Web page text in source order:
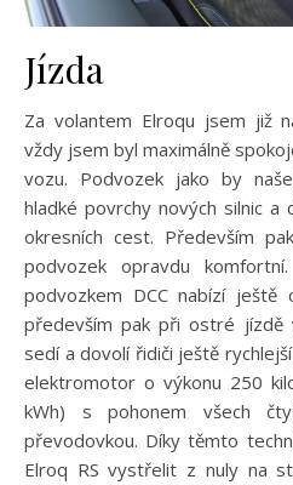
Jízda
Za volantem Elroqu jsem již
vždy jsem byl maximálně
vozu. Podvozek jako by
hladké povrchy nových silnic a
okresních cest. Především
podvozek opravdu
podvozkem DCC nabízí ještě
především pak při ostré jízdě
sedí a dovolí řidiči ještě
elektromotor o výkonu 250
kWh) s pohonem všech
převodovkou. Díky těmto
Elroq RS vystřelit z nuly na